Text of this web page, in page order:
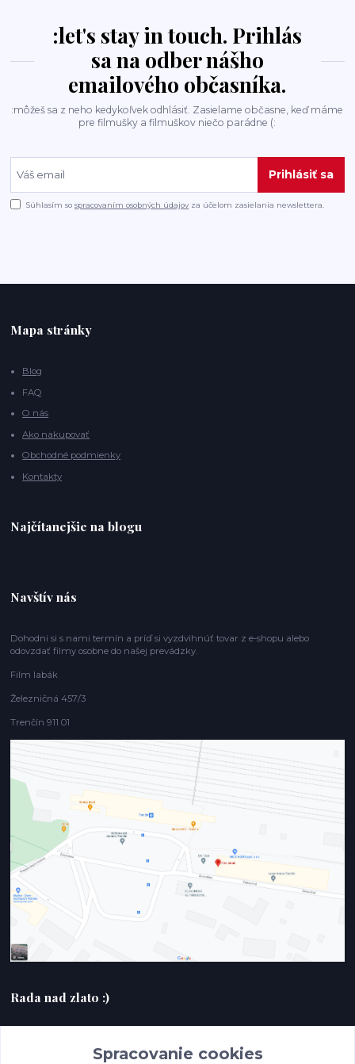
:let's stay in touch. Prihlás
sa na odber nášho
emailového občasníka.
:môžeš sa z neho kedykoľvek odhlásiť. Zasielame občasne, keď máme
pre filmušky a filmuškov niečo parádne (:
Prihlásiť sa
Súhlasím sospracovaním osobných údajov za účelom zasielania newslettera.
Mapa stránky
Blog
FAQ
O nás
Ako nakupovať
Obchodné podmienky
Kontakty
Najčítanejšie na blogu
Navštív nás
Dohodni si s nami termín a príď si vyzdvihnúť tovar z e-shopu alebo
odovzdať filmy osobne do našej prevádzky.
Film labák
Železničná 457/3
Trenčín 911 01
Rada nad zlato :)
Spracovanie cookies